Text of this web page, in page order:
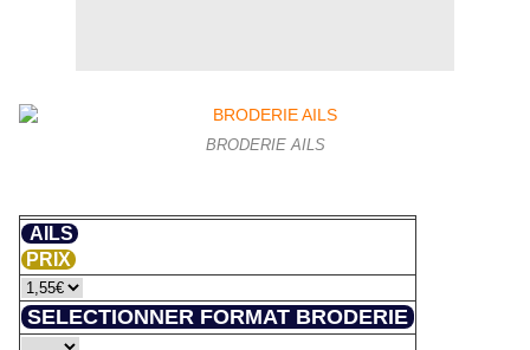
BRODERIE AILS
AILS
PRIX
SELECTIONNER FORMAT BRODERIE